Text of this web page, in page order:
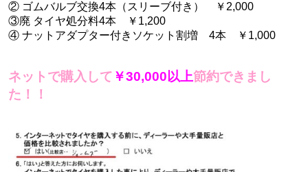
② ゴムバルブ交換4本（スリーブ付き） ￥2,000
③廃 タイヤ処分料4本 ￥1,200
④ ナットアダプター付きソケット割増 4本 ￥1,000
ネットで購入して ￥30,000以上節約できまし
た！！